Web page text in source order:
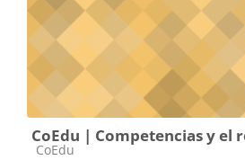
CoEdu | Competencias y el
Course category
CoEdu